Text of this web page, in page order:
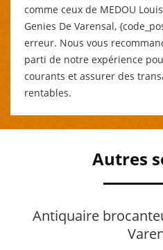
comme ceux de MEDOU
Genies De Varensal,
erreur. Nous vous
parti de notre expérience
courants et assurer des
rentables.
Autres
Antiquaire